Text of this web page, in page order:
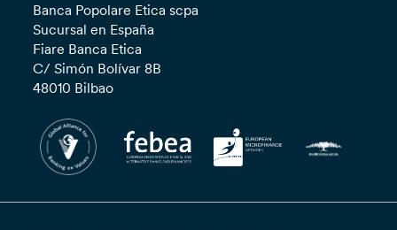
Banca Popolare Etica scpa
Sucursal en España
Fiare Banca Etica
C/ Simón Bolívar 8B
48010 Bilbao